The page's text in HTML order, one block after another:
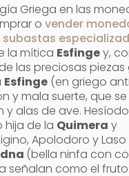
Griega en las
o vender
subastas
la mítica Esfingey,
las preciosas piezas
Esfinge (en griego
y mala suerte, que se
alas de ave.
hija de la Quimera y
Apolodoro y
(bella ninfa con
señalan como el